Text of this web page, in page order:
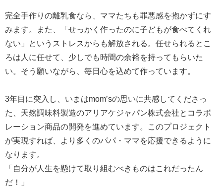
完全手作りの離乳食なら、ママたちも罪悪感を抱かずにす
みます。また、「せっかく作ったのに子どもが食べてくれ
ない」というストレスからも解放される。任せられるとこ
ろは人に任せて、少しでも時間の余裕を持ってもらいた
い。そう願いながら、毎日心を込めて作っています。
3年目に突入し、いまはmom’sの思いに共感してくださっ
た、天然調味料製造のアリアケジャパン株式会社とコラボ
レーション商品の開発を進めています。このプロジェクト
が実現すれば、より多くのパパ・ママを応援できるように
なります。
「自分が人生を懸けて取り組むべきものはこれだったん
だ！」